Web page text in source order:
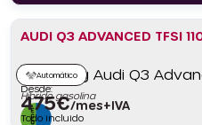
AUDI Q3 ADVANCED TFSI
Automático
Híbrido gasolina
Desde:
475€/mes+IVA
Todo incluido